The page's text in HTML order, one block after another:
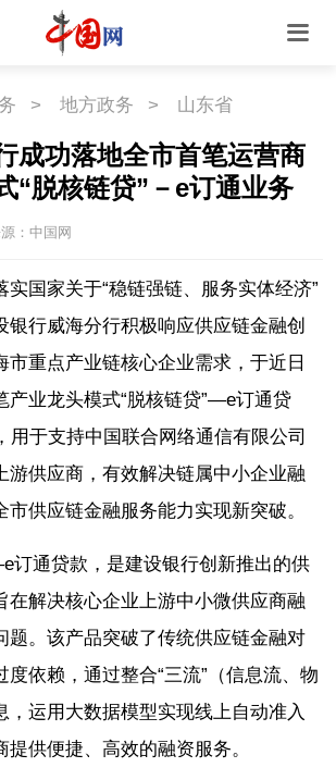
> 地方政务 > 山东省
成功落地全市首笔运营商
“脱核链贷”－e订通业务
：中国网
实国家关于“稳链强链、服务实体经济”
银行威海分行积极响应供应链金融创
市重点产业链核心企业需求，于近日
产业龙头模式“脱核链贷”—e订通贷
用于支持中国联合网络通信有限公司
游供应商，有效解决链属中小企业融
市供应链金融服务能力实现新突破。
订通贷款，是建设银行创新推出的供
在解决核心企业上游中小微供应商融
题。该产品突破了传统供应链金融对
度依赖，通过整合“三流”（信息流、物
，运用大数据模型实现线上自动准入
供便捷、高效的融资服务。